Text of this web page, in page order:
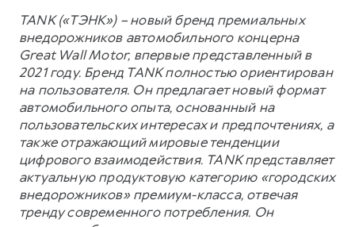
TANK («ТЭНК») – новый бренд премиальных
внедорожников автомобильного концерна
Great Wall Motor, впервые представленный в
2021 году. Бренд TANK полностью ориентирован
на пользователя. Он предлагает новый формат
автомобильного опыта, основанный на
пользовательских интересах и предпочтениях, а
также отражающий мировые тенденции
цифрового взаимодействия. TANK представляет
актуальную продуктовую категорию «городских
внедорожников» премиум-класса, отвечая
тренду современного потребления. Он